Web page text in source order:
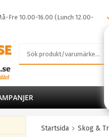
Fre 10.00-16.00 (Lunch 12.00-
Startsida Skog &